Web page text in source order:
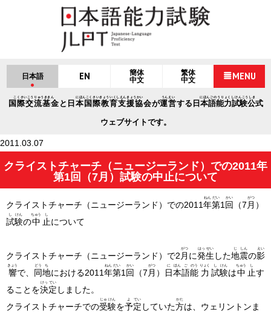
日本語 EN
簡体
中文
繁体
中文
MENU
国際交流基金
こくさいこうりゅうききん
と 日本国際教育支援協会
にほんこくさいきょういくしえんきょうかい
が運営
うんえい
する 日本語能力試験公式
にほんごのうりょくしけんこうしき
ウェブサイトです。
2011.03.07
クライストチャーチ（ニュージーランド）での2011年
第1回（7月）試験の中止について
クライストチャーチ（ニュージーランド）での2011年
ねん
第
だい
1 回
かい
（7 月
がつ
）
試
し
験
けん
の中
ちゅう
止
し
について
クライストチャーチ（ニュージーランド）で2 月
がつ
に発
はっ
生
せい
した地
じ
震
しん
の影
えい
響
きょう
で、 同
どう
地
ち
における2011年
ねん
第
だい
1 回
かい
（7 月
がつ
） 日
に
本
ほん
語
ご
能
のう
力
りょく
試
し
験
けん
は中
ちゅう
止
し
す
ることを決
けっ
定
てい
しました。
クライストチャーチでの受
じゅ
験
けん
を予
よ
定
てい
していた方
かた
は、ウェリントンま